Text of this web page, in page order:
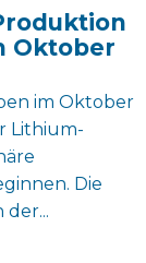
Oktober
im Oktober
Lithium-
Die